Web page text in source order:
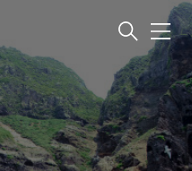
메
뉴